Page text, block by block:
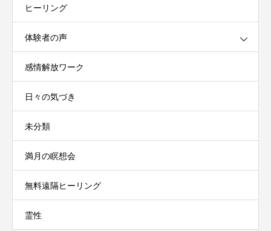
ヒーリング
体験者の声
感情解放ワーク
日々の気づき
未分類
満月の瞑想会
無料遠隔ヒーリング
霊性